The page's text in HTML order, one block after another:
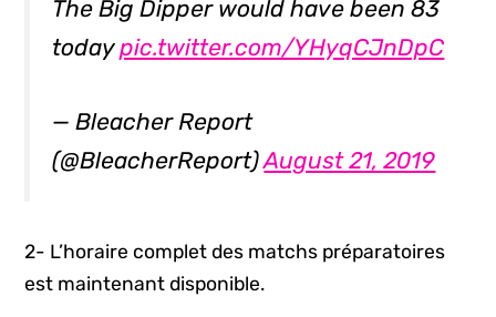
The Big Dipper would have been 83
todaypic.twitter.com/YHyqCJnDpC
— Bleacher Report
(@BleacherReport)August 21, 2019
2- L’horaire complet des matchs préparatoires
est maintenant disponible.